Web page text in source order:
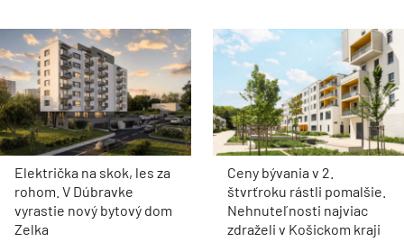
Električka na skok, les za
rohom. V Dúbravke
vyrastie nový bytový dom
Zelka
Ceny bývania v 2.
štvrťroku rástli pomalšie.
Nehnuteľnosti najviac
zdraželi v Košickom kraji